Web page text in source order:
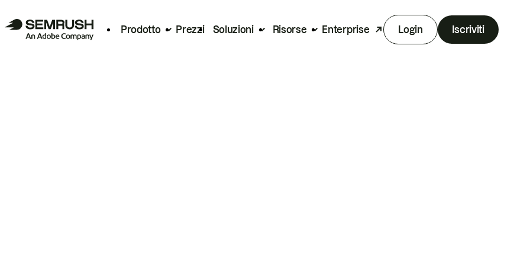
Prodotto Prezzi Soluzioni Risorse Enterprise Login Iscriviti